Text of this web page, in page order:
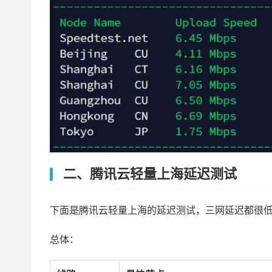
二、腾讯云轻量上海延迟测试
下面是腾讯云轻量上海的延迟测试，三网延迟都很
总体：